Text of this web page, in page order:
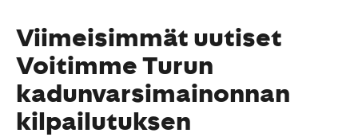
Viimeisimmät uutiset
Voitimme Turun
kadunvarsimainonnan
kilpailutuksen